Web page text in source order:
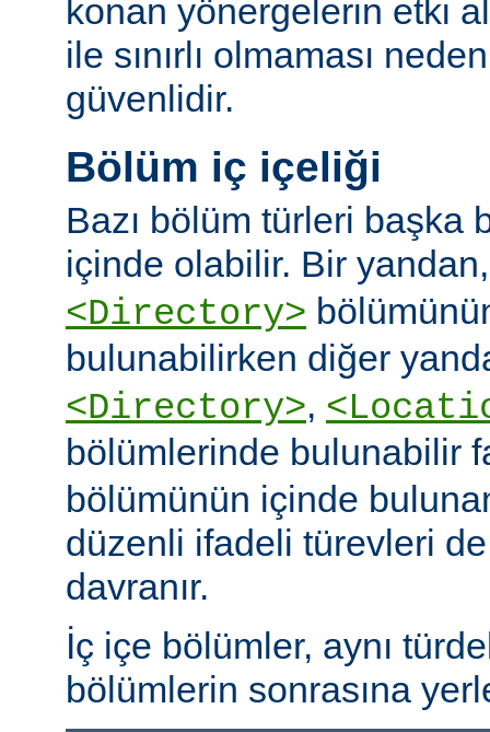
konan yönergelerin etki
ile sınırlı olmaması
güvenlidir.
Bölüm iç içeliği
Bazı bölüm türleri başka
içinde olabilir. Bir
<Directory>
bulunabilirken diğer
<Directory>,
bölümlerinde bulunabilir
bölümünün içinde
düzenli ifadeli türevleri
davranır.
İç içe bölümler, aynı
bölümlerin sonrasına